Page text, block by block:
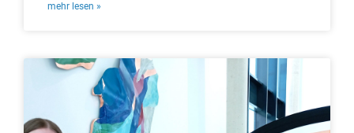
mehr lesen »